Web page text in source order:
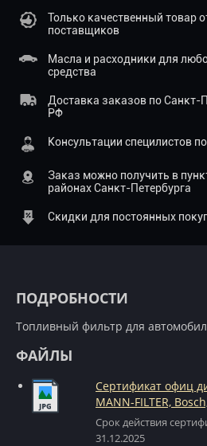
Только качественный товар
поставщиков
Масла и расходники для
средства
Доставка заказов по Санкт-
РФ
Консультации специлистов
Заказ можно получить в
районах Санкт-Петербурга
Скидки для постоянных
ПОДРОБНОСТИ
Топливный фильтр для
ФАЙЛЫ
Сертификат офиц
MANN-FILTER,
Срок действия
31.12.2025